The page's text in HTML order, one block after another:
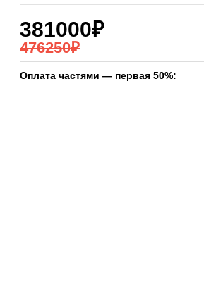
381000₽
476250₽
Оплата частями — первая 50%: